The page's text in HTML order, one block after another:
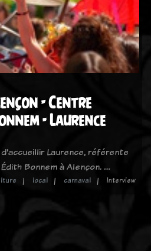
- Centre
- Laurence
Laurence, référente
Bonnem à Alençon. …
local carnaval Interview